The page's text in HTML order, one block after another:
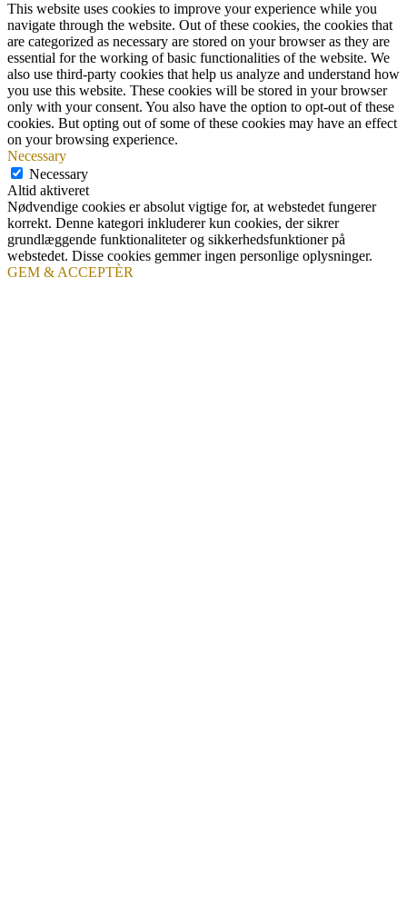
This website uses cookies to improve your experience while you
navigate through the website. Out of these cookies, the cookies that
are categorized as necessary are stored on your browser as they are
essential for the working of basic functionalities of the website. We
also use third-party cookies that help us analyze and understand how
you use this website. These cookies will be stored in your browser
only with your consent. You also have the option to opt-out of these
cookies. But opting out of some of these cookies may have an effect
on your browsing experience.
Necessary
Necessary
Altid aktiveret
Nødvendige cookies er absolut vigtige for, at webstedet fungerer
korrekt. Denne kategori inkluderer kun cookies, der sikrer
grundlæggende funktionaliteter og sikkerhedsfunktioner på
webstedet. Disse cookies gemmer ingen personlige oplysninger.
GEM & ACCEPTÈR